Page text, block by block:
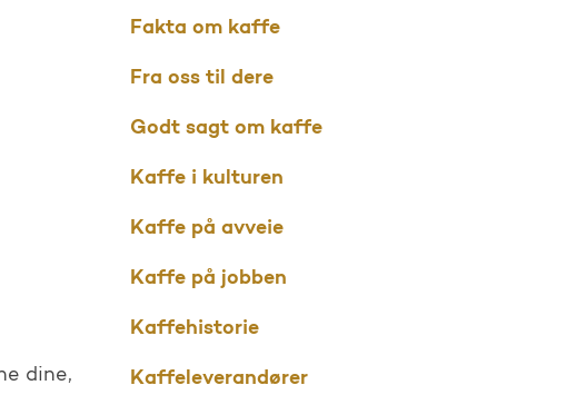
dine,
Fakta om kaffe
Fra oss til dere
Godt sagt om kaffe
Kaffe i kulturen
Kaffe på avveie
Kaffe på jobben
Kaffehistorie
Kaffeleverandører